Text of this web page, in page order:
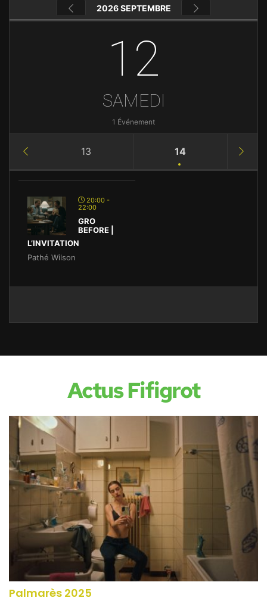
2026 SEPTEMBRE
12
SAMEDI
1 Événement
13 14
20:00 -
22:00
GRO
BEFORE |
L’INVITATION
Pathé Wilson
Actus Fifigrot
Palmarès 2025